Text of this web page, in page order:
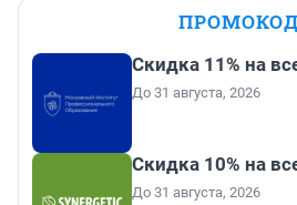
Скидка 11% на
До 31 августа, 2026
Скидка 10% на
До 31 августа, 2026